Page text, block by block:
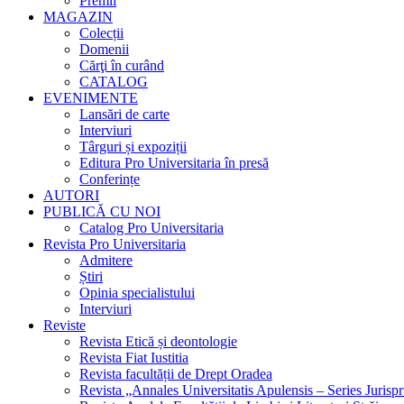
MAGAZIN
Colecții
Domenii
Cărţi în curând
CATALOG
EVENIMENTE
Lansări de carte
Interviuri
Târguri și expoziții
Editura Pro Universitaria în presă
Conferințe
AUTORI
PUBLICĂ CU NOI
Catalog Pro Universitaria
Revista Pro Universitaria
Admitere
Știri
Opinia specialistului
Interviuri
Reviste
Revista Etică și deontologie
Revista Fiat Iustitia
Revista facultății de Drept Oradea
Revista „Annales Universitatis Apulensis – Series